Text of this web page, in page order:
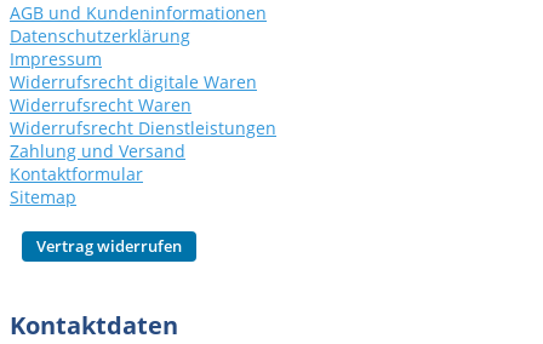
AGB und Kundeninformationen
Datenschutzerklärung
Impressum
Widerrufsrecht digitale Waren
Widerrufsrecht Waren
Widerrufsrecht Dienstleistungen
Zahlung und Versand
Kontaktformular
Sitemap
Kontaktdaten